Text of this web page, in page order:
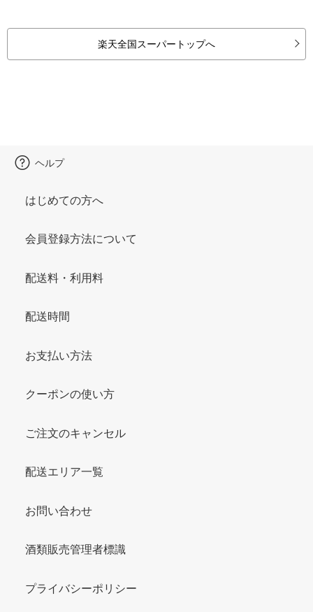
楽天全国スーパートップへ
ヘルプ
はじめての方へ
会員登録方法について
配送料・利用料
配送時間
お支払い方法
クーポンの使い方
ご注文のキャンセル
配送エリア一覧
お問い合わせ
酒類販売管理者標識
プライバシーポリシー